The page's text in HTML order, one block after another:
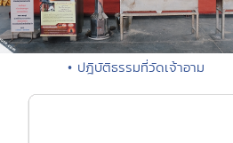
• ปฎิบัติธรรมที่วัดเจ้าอาม